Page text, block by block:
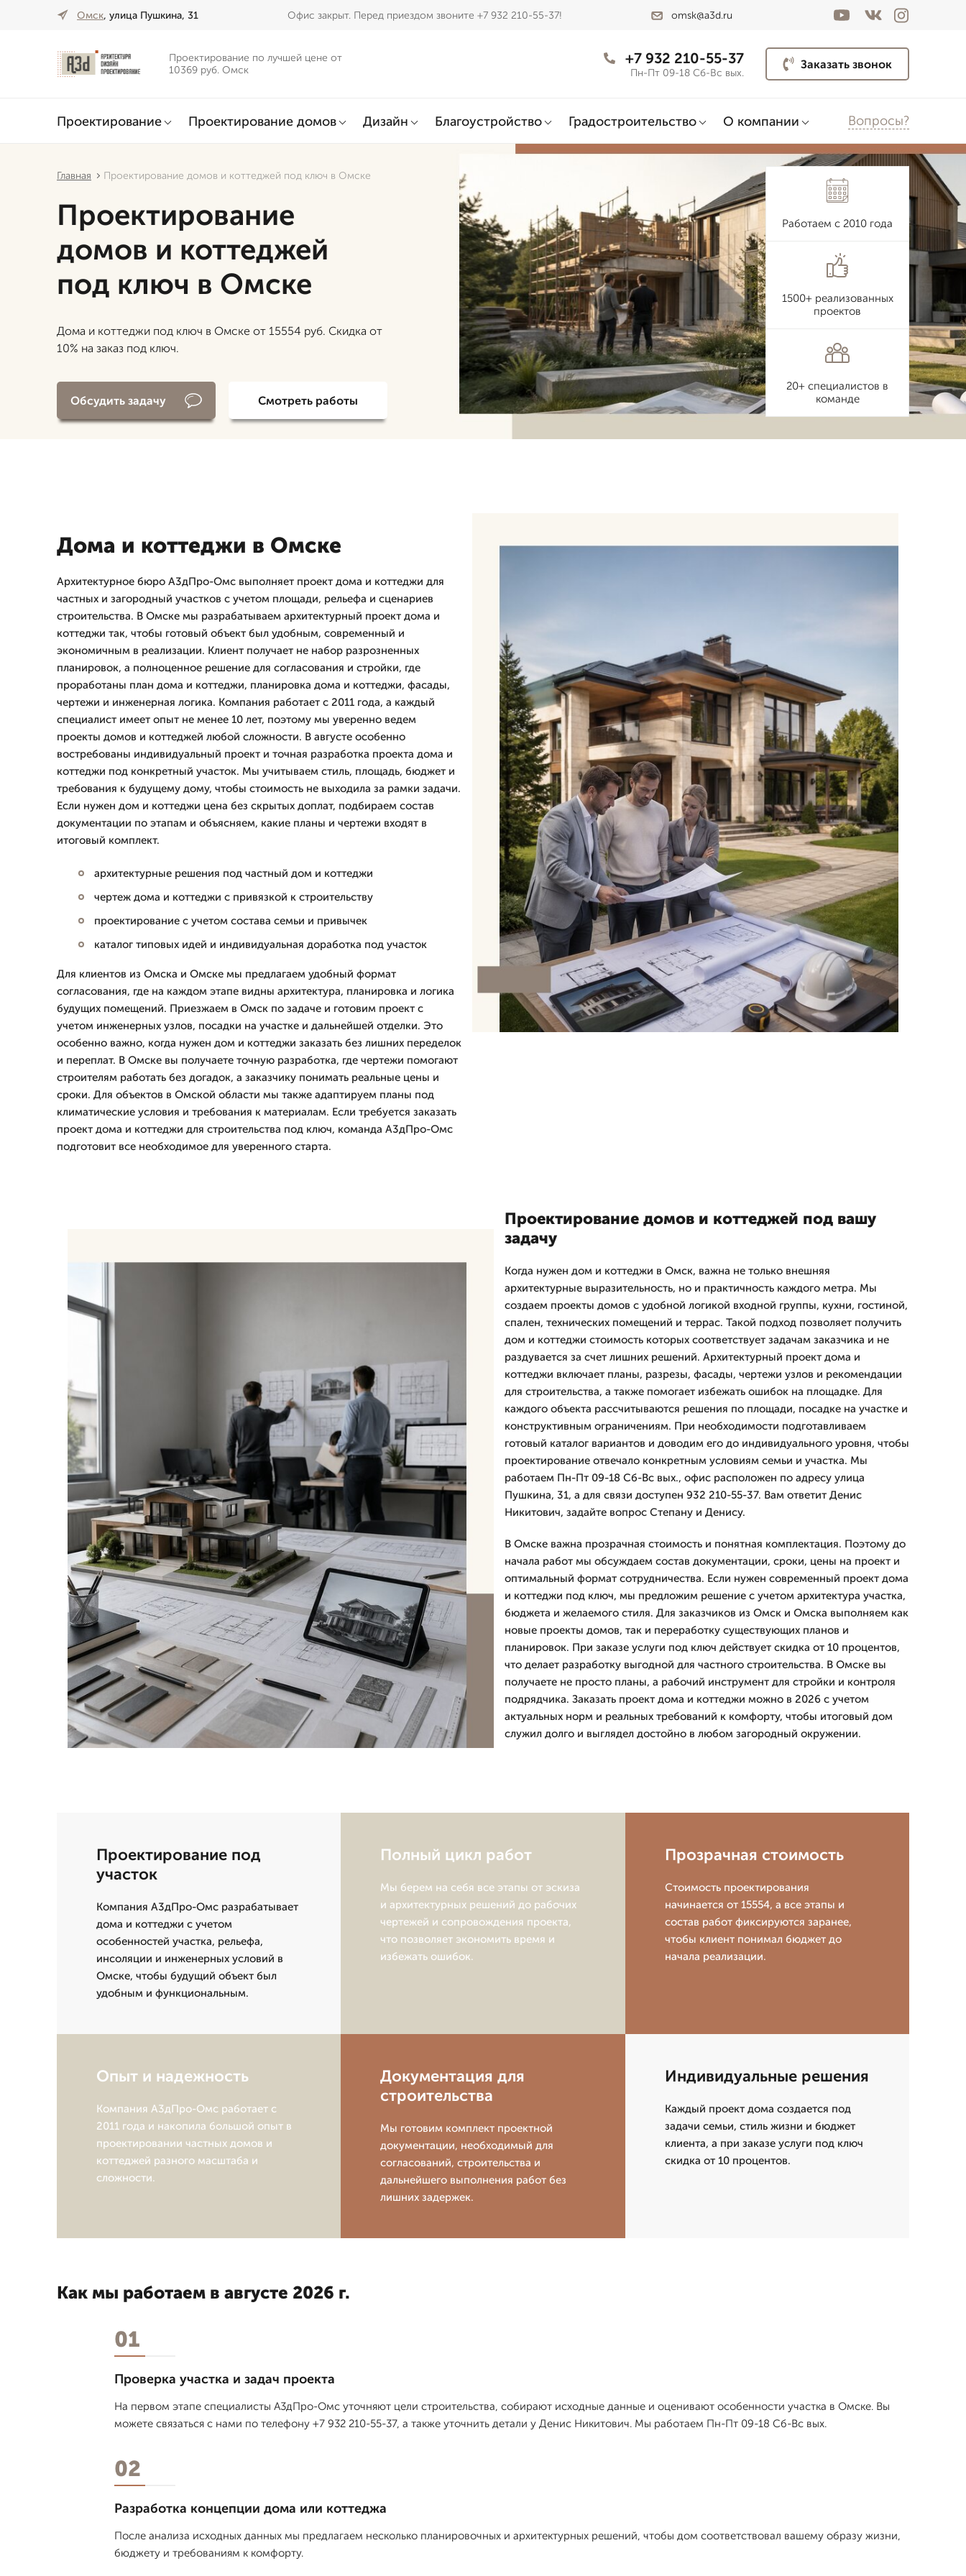
Омск, улица Пушкина, 31 Офис закрыт. Перед приездом звоните +7 932 210-55-37! omsk@a3d.ru
Проектирование по лучшей цене от
10369 руб. Омск
+7 932 210-55-37
Пн-Пт 09-18 Сб-Вс вых.
Заказать звонок
Проектирование Проектирование домов Дизайн Благоустройство Градостроительство О компании Вопросы?
Главная Проектирование домов и коттеджей под ключ в Омске
Проектирование
домов и коттеджей
под ключ в Омске
Дома и коттеджи под ключ в Омске от 15554 руб. Скидка от
10% на заказ под ключ.
Обсудить задачу Смотреть работы
Работаем с 2010 года
1500+ реализованных
проектов
20+ специалистов в
команде
Дома и коттеджи в Омске
Архитектурное бюро А3дПро-Омс выполняет проект дома и коттеджи для
частных и загородный участков с учетом площади, рельефа и сценариев
строительства. В Омске мы разрабатываем архитектурный проект дома и
коттеджи так, чтобы готовый объект был удобным, современный и
экономичным в реализации. Клиент получает не набор разрозненных
планировок, а полноценное решение для согласования и стройки, где
проработаны план дома и коттеджи, планировка дома и коттеджи, фасады,
чертежи и инженерная логика. Компания работает с 2011 года, а каждый
специалист имеет опыт не менее 10 лет, поэтому мы уверенно ведем
проекты домов и коттеджей любой сложности. В августе особенно
востребованы индивидуальный проект и точная разработка проекта дома и
коттеджи под конкретный участок. Мы учитываем стиль, площадь, бюджет и
требования к будущему дому, чтобы стоимость не выходила за рамки задачи.
Если нужен дом и коттеджи цена без скрытых доплат, подбираем состав
документации по этапам и объясняем, какие планы и чертежи входят в
итоговый комплект.
архитектурные решения под частный дом и коттеджи
чертеж дома и коттеджи с привязкой к строительству
проектирование с учетом состава семьи и привычек
каталог типовых идей и индивидуальная доработка под участок
Для клиентов из Омска и Омске мы предлагаем удобный формат
согласования, где на каждом этапе видны архитектура, планировка и логика
будущих помещений. Приезжаем в Омск по задаче и готовим проект с
учетом инженерных узлов, посадки на участке и дальнейшей отделки. Это
особенно важно, когда нужен дом и коттеджи заказать без лишних переделок
и переплат. В Омске вы получаете точную разработка, где чертежи помогают
строителям работать без догадок, а заказчику понимать реальные цены и
сроки. Для объектов в Омской области мы также адаптируем планы под
климатические условия и требования к материалам. Если требуется заказать
проект дома и коттеджи для строительства под ключ, команда А3дПро-Омс
подготовит все необходимое для уверенного старта.
Проектирование домов и коттеджей под вашу
задачу
Когда нужен дом и коттеджи в Омск, важна не только внешняя
архитектурные выразительность, но и практичность каждого метра. Мы
создаем проекты домов с удобной логикой входной группы, кухни, гостиной,
спален, технических помещений и террас. Такой подход позволяет получить
дом и коттеджи стоимость которых соответствует задачам заказчика и не
раздувается за счет лишних решений. Архитектурный проект дома и
коттеджи включает планы, разрезы, фасады, чертежи узлов и рекомендации
для строительства, а также помогает избежать ошибок на площадке. Для
каждого объекта рассчитываются решения по площади, посадке на участке и
конструктивным ограничениям. При необходимости подготавливаем
готовый каталог вариантов и доводим его до индивидуального уровня, чтобы
проектирование отвечало конкретным условиям семьи и участка. Мы
работаем Пн-Пт 09-18 Сб-Вс вых., офис расположен по адресу улица
Пушкина, 31, а для связи доступен 932 210-55-37. Вам ответит Денис
Никитович, задайте вопрос Степану и Денису.
В Омске важна прозрачная стоимость и понятная комплектация. Поэтому до
начала работ мы обсуждаем состав документации, сроки, цены на проект и
оптимальный формат сотрудничества. Если нужен современный проект дома
и коттеджи под ключ, мы предложим решение с учетом архитектура участка,
бюджета и желаемого стиля. Для заказчиков из Омск и Омска выполняем как
новые проекты домов, так и переработку существующих планов и
планировок. При заказе услуги под ключ действует скидка от 10 процентов,
что делает разработку выгодной для частного строительства. В Омске вы
получаете не просто планы, а рабочий инструмент для стройки и контроля
подрядчика. Заказать проект дома и коттеджи можно в 2026 с учетом
актуальных норм и реальных требований к комфорту, чтобы итоговый дом
служил долго и выглядел достойно в любом загородный окружении.
Проектирование под
участок
Компания А3дПро-Омс разрабатывает
дома и коттеджи с учетом
особенностей участка, рельефа,
инсоляции и инженерных условий в
Омске, чтобы будущий объект был
удобным и функциональным.
Полный цикл работ
Мы берем на себя все этапы от эскиза
и архитектурных решений до рабочих
чертежей и сопровождения проекта,
что позволяет экономить время и
избежать ошибок.
Прозрачная стоимость
Стоимость проектирования
начинается от 15554, а все этапы и
состав работ фиксируются заранее,
чтобы клиент понимал бюджет до
начала реализации.
Опыт и надежность
Компания А3дПро-Омс работает с
2011 года и накопила большой опыт в
проектировании частных домов и
коттеджей разного масштаба и
сложности.
Документация для
строительства
Мы готовим комплект проектной
документации, необходимый для
согласований, строительства и
дальнейшего выполнения работ без
лишних задержек.
Индивидуальные решения
Каждый проект дома создается под
задачи семьи, стиль жизни и бюджет
клиента, а при заказе услуги под ключ
скидка от 10 процентов.
Как мы работаем в августе 2026 г.
01
Проверка участка и задач проекта
На первом этапе специалисты А3дПро-Омс уточняют цели строительства, собирают исходные данные и оценивают особенности участка в Омске. Вы
можете связаться с нами по телефону +7 932 210-55-37, а также уточнить детали у Денис Никитович. Мы работаем Пн-Пт 09-18 Сб-Вс вых.
02
Разработка концепции дома или коттеджа
После анализа исходных данных мы предлагаем несколько планировочных и архитектурных решений, чтобы дом соответствовал вашему образу жизни,
бюджету и требованиям к комфорту.